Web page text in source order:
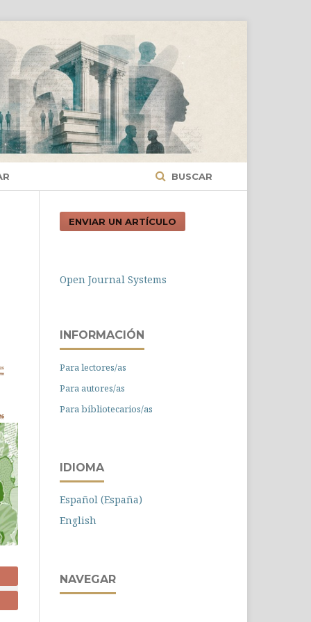
BUSCAR
ENVIAR UN ARTÍCULO
Open Journal Systems
INFORMACIÓN
Para lectores/as
Para autores/as
Para bibliotecarios/as
IDIOMA
Español (España)
English
NAVEGAR